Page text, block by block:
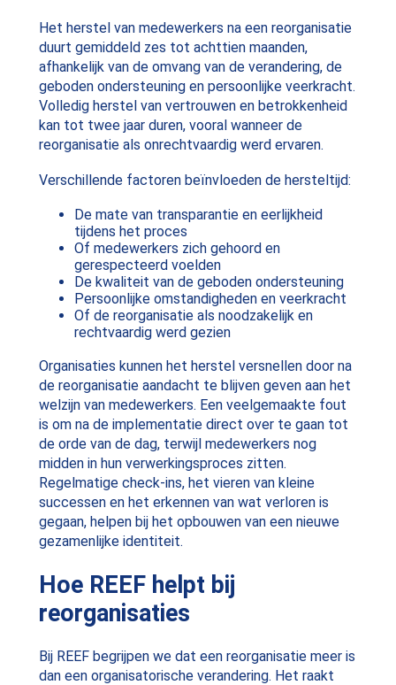
Het herstel van medewerkers na een reorganisatie
duurt gemiddeld zes tot achttien maanden,
afhankelijk van de omvang van de verandering, de
geboden ondersteuning en persoonlijke veerkracht.
Volledig herstel van vertrouwen en betrokkenheid
kan tot twee jaar duren, vooral wanneer de
reorganisatie als onrechtvaardig werd ervaren.
Verschillende factoren beïnvloeden de hersteltijd:
De mate van transparantie en eerlijkheid
tijdens het proces
Of medewerkers zich gehoord en
gerespecteerd voelden
De kwaliteit van de geboden ondersteuning
Persoonlijke omstandigheden en veerkracht
Of de reorganisatie als noodzakelijk en
rechtvaardig werd gezien
Organisaties kunnen het herstel versnellen door na
de reorganisatie aandacht te blijven geven aan het
welzijn van medewerkers. Een veelgemaakte fout
is om na de implementatie direct over te gaan tot
de orde van de dag, terwijl medewerkers nog
midden in hun verwerkingsproces zitten.
Regelmatige check-ins, het vieren van kleine
successen en het erkennen van wat verloren is
gegaan, helpen bij het opbouwen van een nieuwe
gezamenlijke identiteit.
Hoe REEF helpt bij
reorganisaties
Bij REEF begrijpen we dat een reorganisatie meer is
dan een organisatorische verandering. Het raakt